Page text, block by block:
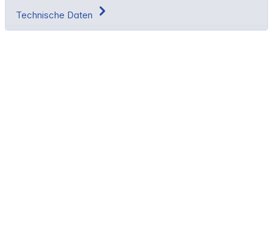
Technische Daten